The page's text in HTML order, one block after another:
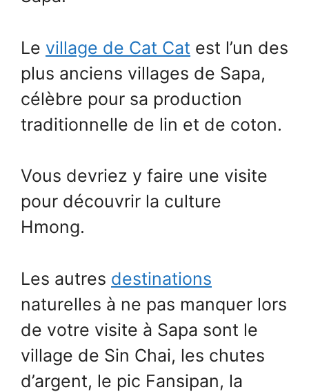
Le village de Cat Cat est l’un des
plus anciens villages de Sapa,
célèbre pour sa production
traditionnelle de lin et de coton.
Vous devriez y faire une visite
pour découvrir la culture
Hmong.
Les autres destinations
naturelles à ne pas manquer lors
de votre visite à Sapa sont le
village de Sin Chai, les chutes
d’argent, le pic Fansipan, la